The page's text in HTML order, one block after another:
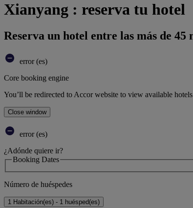
Xianyang : reserva tu hotel
Reserva un hotel entre las más de 45
error (es)
Core booking engine
You’ll be redirected to Accor website to view available
Close window
error (es)
¿Adónde quiere ir?
Booking Dates
Número de huéspedes
1 Habitación(es) - 1 huésped(es)